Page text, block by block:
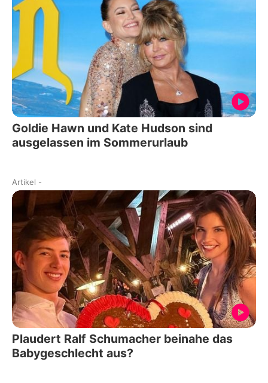
Goldie Hawn und Kate Hudson sind
ausgelassen im Sommerurlaub
Artikel -
Plaudert Ralf Schumacher beinahe das
Babygeschlecht aus?